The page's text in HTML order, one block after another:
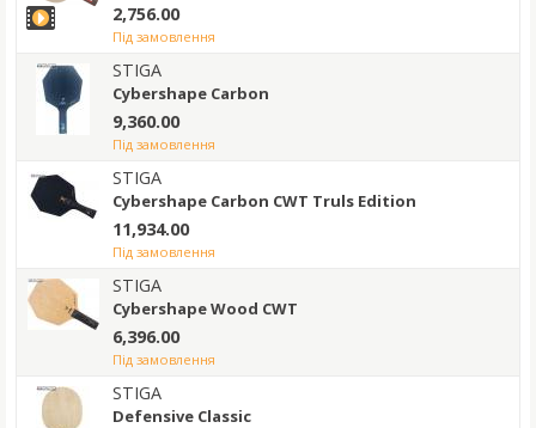
2,756.00
під замовлення
STIGA
Cybershape Carbon
9,360.00
під замовлення
STIGA
Cybershape Carbon CWT Truls Edition
11,934.00
під замовлення
STIGA
Cybershape Wood CWT
6,396.00
під замовлення
STIGA
Defensive Classic